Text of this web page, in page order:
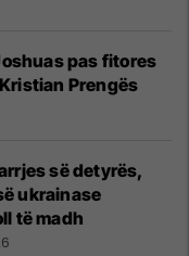
pas fitores
Prengës
së detyrës,
ukrainase
të madh